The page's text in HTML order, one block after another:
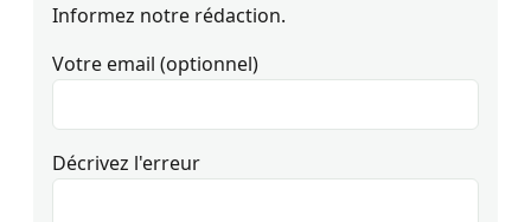
Informez notre rédaction.
Votre email (optionnel)
Décrivez l'erreur